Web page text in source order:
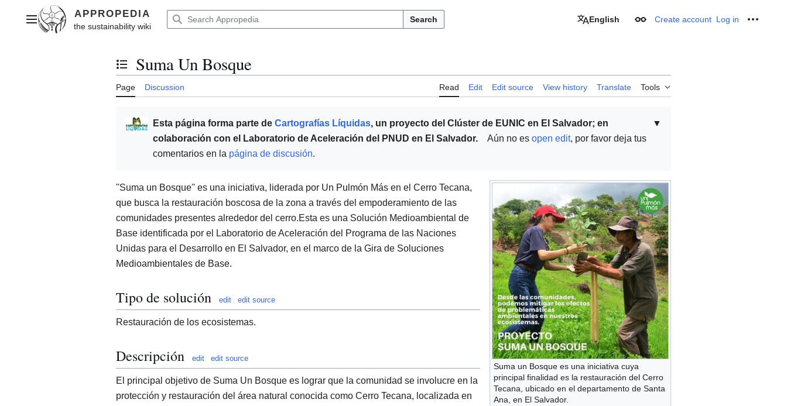
contentMain menu Search English Appearance
Create account Log in
Toggle the table of contents
Suma Un Bosque
Page Discussion Read Edit Edit source View history Translate Tools
▼
Esta página forma parte de Cartografías Líquidas, un proyecto del Clúster de EUNIC en El Salvador; en
colaboración con el Laboratorio de Aceleración del PNUD en El Salvador.
Aún no es open edit, por favor deja tus
comentarios en la página de discusión.
Suma un Bosque es una iniciativa cuya
principal finalidad es la restauración del Cerro
Tecana, ubicado en el departamento de Santa
Ana, en El Salvador.
''Suma un Bosque'' es una iniciativa, liderada por Un Pulmón Más en el Cerro Tecana,
que busca la restauración boscosa de la zona a través del empoderamiento de las
comunidades presentes alrededor del cerro.Esta es una Solución Medioambiental de
Base identificada por el Laboratorio de Aceleración del Programa de las Naciones
Unidas para el Desarrollo en El Salvador, en el marco de la Gira de Soluciones
Medioambientales de Base.
Tipo de solución edit edit source
Restauración de los ecosistemas.
Descripción edit edit source
El principal objetivo de Suma Un Bosque es lograr que la comunidad se involucre en la
protección y restauración del área natural conocida como Cerro Tecana, localizada en